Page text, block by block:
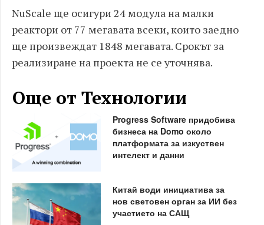
NuScale ще осигури 24 модула на малки
реактори от 77 мегавата всеки, които заедно
ще произвеждат 1848 мегавата. Срокът за
реализиране на проекта не се уточнява.
Още от Технологии
Progress Software придобива
бизнеса на Domo около
платформата за изкуствен
интелект и данни
Китай води инициатива за
нов световен орган за ИИ без
участието на САЩ